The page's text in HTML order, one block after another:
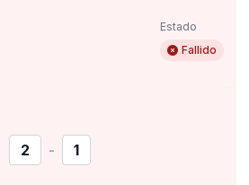
Estado
Fallido
2 - 1